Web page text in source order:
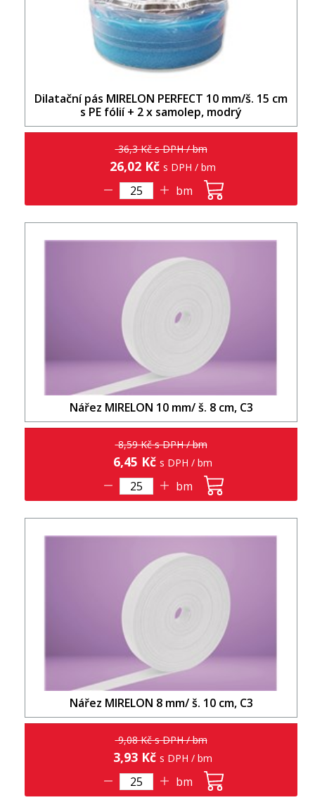
Dilatační pás MIRELON PERFECT 10 mm/š. 15 cm
s PE fólií + 2 x samolep, modrý
36,3 Kč s DPH / bm
26,02 Kč s DPH / bm
bm
Nářez MIRELON 10 mm/ š. 8 cm, C3
8,59 Kč s DPH / bm
6,45 Kč s DPH / bm
bm
Nářez MIRELON 8 mm/ š. 10 cm, C3
9,08 Kč s DPH / bm
3,93 Kč s DPH / bm
bm